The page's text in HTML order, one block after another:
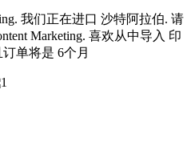
我们正在进口 沙特阿拉伯. 请
Marketing. 喜欢从中导入 印
单将是 6个月